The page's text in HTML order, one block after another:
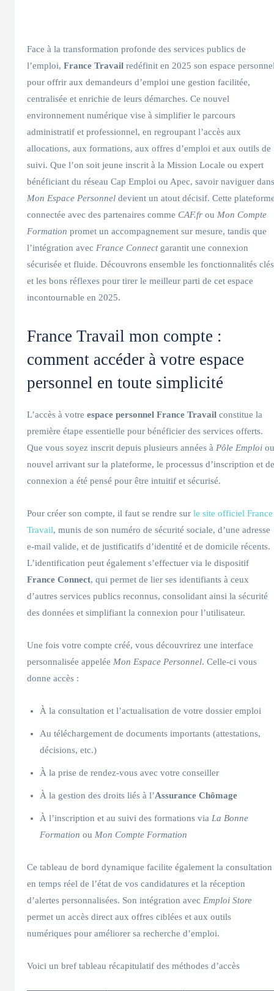
Face à la transformation profonde des services publics de
l’emploi, France Travail redéfinit en 2025 son espace
pour offrir aux demandeurs d’emploi une gestion facilitée,
centralisée et enrichie de leurs démarches. Ce nouvel
environnement numérique vise à simplifier le parcours
administratif et professionnel, en regroupant l’accès aux
allocations, aux formations, aux offres d’emploi et aux outils de
suivi. Que l’on soit jeune inscrit à la Mission Locale ou expert
bénéficiant du réseau Cap Emploi ou Apec, savoir naviguer dans
Mon Espace Personnel devient un atout décisif. Cette
connectée avec des partenaires comme CAF.fr ou Mon Compte
Formation promet un accompagnement sur mesure, tandis que
l’intégration avec France Connectgarantit une connexion
sécurisée et fluide. Découvrons ensemble les fonctionnalités clés
et les bons réflexes pour tirer le meilleur parti de cet espace
incontournable en 2025.
France Travail mon compte :
comment accéder à votre espace
personnel en toute simplicité
L’accès à votre espace personnel France Travail constitue la
première étape essentielle pour bénéficier des services offerts.
Que vous soyez inscrit depuis plusieurs années à Pôle Emploi ou
nouvel arrivant sur la plateforme, le processus d’inscription et de
connexion a été pensé pour être intuitif et sécurisé.
Pour créer son compte, il faut se rendre sur le site officiel France
Travail, munis de son numéro de sécurité sociale, d’une adresse
e-mail valide, et de justificatifs d’identité et de domicile récents.
L’identification peut également s’effectuer via le dispositif
France Connect, qui permet de lier ses identifiants à ceux
d’autres services publics reconnus, consolidant ainsi la sécurité
des données et simplifiant la connexion pour l’utilisateur.
Une fois votre compte créé, vous découvrirez une interface
personnalisée appelée Mon Espace Personnel. Celle-ci vous
donne accès :
À la consultation et l’actualisation de votre dossier emploi
Au téléchargement de documents importants (attestations,
décisions, etc.)
À la prise de rendez-vous avec votre conseiller
À la gestion des droits liés à l’Assurance Chômage
À l’inscription et au suivi des formations via La Bonne
Formation ou Mon Compte Formation
Ce tableau de bord dynamique facilite également la consultation
en temps réel de l’état de vos candidatures et la réception
d’alertes personnalisées. Son intégration avec Emploi Store
permet un accès direct aux offres ciblées et aux outils
numériques pour améliorer sa recherche d’emploi.
Voici un bref tableau récapitulatif des méthodes d’accès